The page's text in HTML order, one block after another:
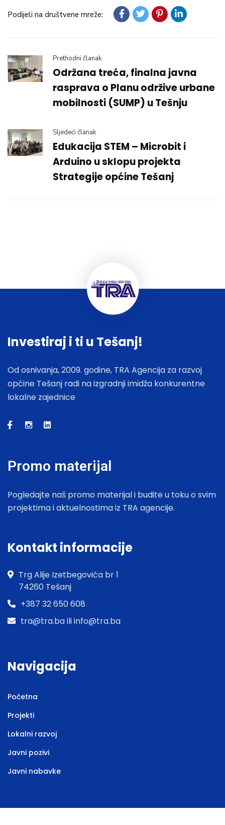
Podijeli na društvene mreže:
Prethodni članak
Održana treća, finalna javna
rasprava o Planu održive urbane
mobilnosti (SUMP) u Tešnju
Sljedeći članak
Edukacija STEM – Microbit i
Arduino u sklopu projekta
Strategije općine Tešanj
Investiraj i ti u Tešanj!
Od osnivanja, 2009. godine, TRA Agencija za razvoj
općine Tešanj radi na izgradnji imidža konkurentne
lokalne zajednice
Promo materijal
Pogledajte naš promo materijal i budite u toku o svim
projektima i aktuelnostima iz TRA agencije.
Kontakt informacije
Trg Alije Izetbegovića br 1
74260 Tešanj
+387 32 650 608
tra@tra.ba ili info@tra.ba
Navigacija
Početna
Projekti
Lokalni razvoj
Javni pozivi
Javni nabavke